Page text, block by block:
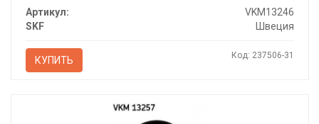
Артикул:
VKM13246
SKF
Швеция
КУПИТЬ Код: 237506-31